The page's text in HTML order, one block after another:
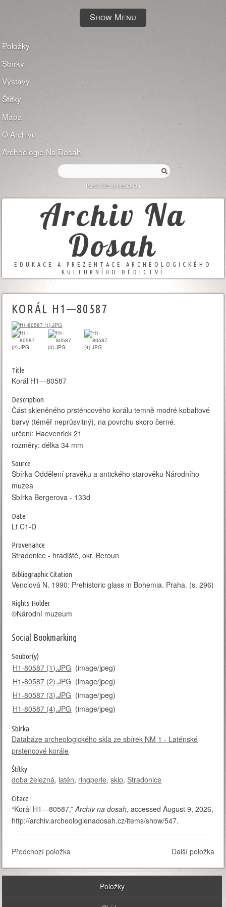
Show Menu
Položky
Sbírky
Výstavy
Štítky
Mapa
O Archivu
Archeologie Na Dosah
Pokročilé Vyhledávání
Archiv Na
Dosah
EDUKACE A PREZENTACE ARCHEOLOGICKÉHO
KULTURNÍHO DĚDICTVÍ
KORÁL H1—80587
Title
Korál H1—80587
Description
Část skleněného prsténcového korálu temně modré kobaltové
barvy (téměř neprůsvitný), na povrchu skoro černé.
určení: Haevenrick 21
rozměry: délka 34 mm
Source
Sbírka Oddělení pravěku a antického starověku Národního
muzea
Sbírka Bergerova - 133d
Date
Lt C1-D
Provenance
Stradonice - hradiště, okr. Beroun
Bibliographic Citation
Venclová N. 1990: Prehistoric glass in Bohemia. Praha. (s. 296)
Rights Holder
©Národní muzeum
Social Bookmarking
Soubor(y)
H1-80587 (1).JPG (image/jpeg)
H1-80587 (2).JPG (image/jpeg)
H1-80587 (3).JPG (image/jpeg)
H1-80587 (4).JPG (image/jpeg)
Sbírka
Databáze archeologického skla ze sbírek NM 1 - Laténské
prstencové korále
Štítky
doba železná, latén, ringperle,sklo,Stradonice
Citace
“Korál H1—80587,”Archiv na dosah, accessed August 9, 2026,
http://archiv.archeologienadosah.cz/items/show/547.
Předchozí položka Další položka
Položky